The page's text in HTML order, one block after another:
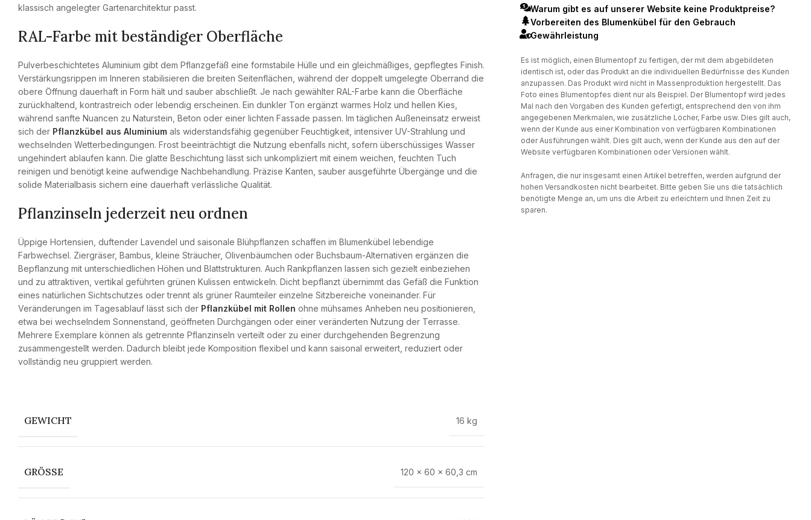
klassisch angelegter Gartenarchitektur passt.
RAL-Farbe mit beständiger Oberfläche
Pulverbeschichtetes Aluminium gibt dem Pflanzgefäß eine formstabile Hülle und ein gleichmäßiges, gepflegtes Finish.
Verstärkungsrippen im Inneren stabilisieren die breiten Seitenflächen, während der doppelt umgelegte Oberrand die
obere Öffnung dauerhaft in Form hält und sauber abschließt. Je nach gewählter RAL-Farbe kann die Oberfläche
zurückhaltend, kontrastreich oder lebendig erscheinen. Ein dunkler Ton ergänzt warmes Holz und hellen Kies,
während sanfte Nuancen zu Naturstein, Beton oder einer lichten Fassade passen. Im täglichen Außeneinsatz erweist
sich der Pflanzkübel aus Aluminium als widerstandsfähig gegenüber Feuchtigkeit, intensiver UV-Strahlung und
wechselnden Wetterbedingungen. Frost beeinträchtigt die Nutzung ebenfalls nicht, sofern überschüssiges Wasser
ungehindert ablaufen kann. Die glatte Beschichtung lässt sich unkompliziert mit einem weichen, feuchten Tuch
reinigen und benötigt keine aufwendige Nachbehandlung. Präzise Kanten, sauber ausgeführte Übergänge und die
solide Materialbasis sichern eine dauerhaft verlässliche Qualität.
Pflanzinseln jederzeit neu ordnen
Üppige Hortensien, duftender Lavendel und saisonale Blühpflanzen schaffen im Blumenkübel lebendige
Farbwechsel. Ziergräser, Bambus, kleine Sträucher, Olivenbäumchen oder Buchsbaum-Alternativen ergänzen die
Bepflanzung mit unterschiedlichen Höhen und Blattstrukturen. Auch Rankpflanzen lassen sich gezielt einbeziehen
und zu attraktiven, vertikal geführten grünen Kulissen entwickeln. Dicht bepflanzt übernimmt das Gefäß die Funktion
eines natürlichen Sichtschutzes oder trennt als grüner Raumteiler einzelne Sitzbereiche voneinander. Für
Veränderungen im Tagesablauf lässt sich der Pflanzkübel mit Rollen ohne mühsames Anheben neu positionieren,
etwa bei wechselndem Sonnenstand, geöffneten Durchgängen oder einer veränderten Nutzung der Terrasse.
Mehrere Exemplare können als getrennte Pflanzinseln verteilt oder zu einer durchgehenden Begrenzung
zusammengestellt werden. Dadurch bleibt jede Komposition flexibel und kann saisonal erweitert, reduziert oder
vollständig neu gruppiert werden.
GEWICHT 16 kg
GRÖSSE 120 × 60 × 60,3 cm
Warum gibt es auf unserer Website keine Produktpreise?
Vorbereiten des Blumenkübel für den Gebrauch
Gewährleistung
Es ist möglich, einen Blumentopf zu fertigen, der mit dem abgebildeten
identisch ist, oder das Produkt an die individuellen Bedürfnisse des Kunden
anzupassen. Das Produkt wird nicht in Massenproduktion hergestellt. Das
Foto eines Blumentopfes dient nur als Beispiel. Der Blumentopf wird jedes
Mal nach den Vorgaben des Kunden gefertigt, entsprechend den von ihm
angegebenen Merkmalen, wie zusätzliche Löcher, Farbe usw. Dies gilt auch,
wenn der Kunde aus einer Kombination von verfügbaren Kombinationen
oder Ausführungen wählt. Dies gilt auch, wenn der Kunde aus den auf der
Website verfügbaren Kombinationen oder Versionen wählt.
Anfragen, die nur insgesamt einen Artikel betreffen, werden aufgrund der
hohen Versandkosten nicht bearbeitet. Bitte geben Sie uns die tatsächlich
benötigte Menge an, um uns die Arbeit zu erleichtern und Ihnen Zeit zu
sparen.